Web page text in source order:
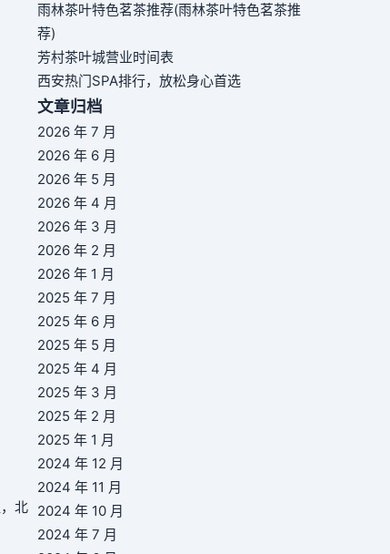
北
雨林茶叶特色茗茶推荐(雨林茶叶特色茗茶推
荐)
芳村茶叶城营业时间表
西安热门SPA排行，放松身心首选
文章归档
2026 年 7 月
2026 年 6 月
2026 年 5 月
2026 年 4 月
2026 年 3 月
2026 年 2 月
2026 年 1 月
2025 年 7 月
2025 年 6 月
2025 年 5 月
2025 年 4 月
2025 年 3 月
2025 年 2 月
2025 年 1 月
2024 年 12 月
2024 年 11 月
2024 年 10 月
2024 年 7 月